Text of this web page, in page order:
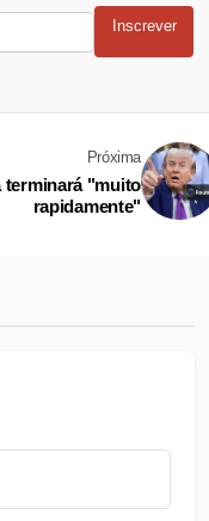
Inscrever
Próxima
terminará "muito
rapidamente"